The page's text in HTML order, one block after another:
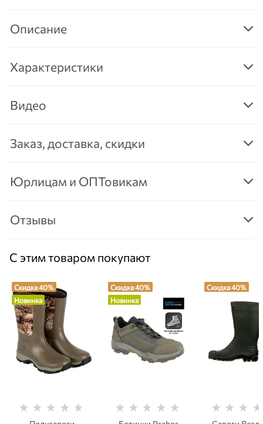
Описание
Характеристики
Видео
Заказ, доставка, скидки
Юрлицам и ОПТовикам
Отзывы
С этим товаром покупают
Скидка 40%
Новинка
Скидка 40%
Новинка
Скидка 40%